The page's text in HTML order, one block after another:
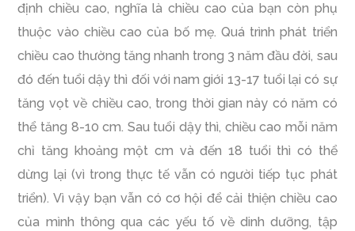
định chiều cao, nghĩa là chiều cao của bạn còn phụ
thuộc vào chiều cao của bố mẹ. Quá trình phát triển
chiều cao thường tăng nhanh trong 3 năm đầu đời, sau
đó đến tuổi dậy thì đối với nam giới 13-17 tuổi lại có sự
tăng vọt về chiều cao, trong thời gian này có năm có
thể tăng 8-10 cm. Sau tuổi dậy thì, chiều cao mỗi năm
chỉ tăng khoảng một cm và đến 18 tuổi thì có thể
dừng lại (vì trong thực tế vẫn có người tiếp tục phát
triển). Vì vậy bạn vẫn có cơ hội để cải thiện chiều cao
của mình thông qua các yếu tố về dinh dưỡng, tập